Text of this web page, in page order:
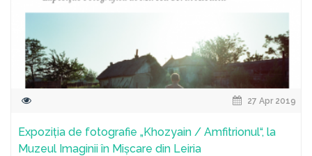
27 Apr 2019
Expoziția de fotografie „Khozyain / Amfitrionul“, la
Muzeul Imaginii în Mișcare din Leiria